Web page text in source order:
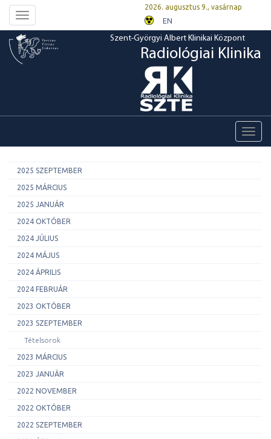
Toggle
navigation
2026. augusztus 9., vasárnap
EN
Szent-Györgyi Albert Klinikai Központ
Radiológiai Klinika
2025 SZEPTEMBER
2025 MÁRCIUS
2025 JANUÁR
2024 OKTÓBER
2024 JÚLIUS
2024 MÁJUS
2024 ÁPRILIS
2024 FEBRUÁR
2023 OKTÓBER
2023 SZEPTEMBER
Tételsorok
2023 MÁRCIUS
2023 JANUÁR
2022 NOVEMBER
2022 OKTÓBER
2022 SZEPTEMBER